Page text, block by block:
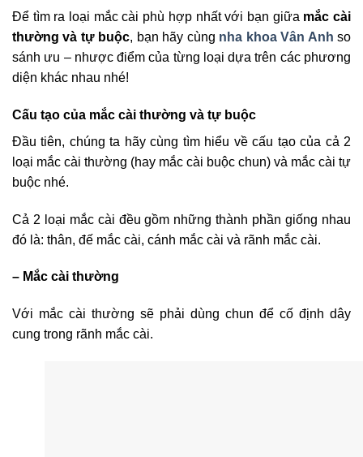
Để tìm ra loại mắc cài phù hợp nhất với bạn giữa mắc cài
thường và tự buộc, bạn hãy cùng nha khoa Vân Anh so
sánh ưu – nhược điểm của từng loại dựa trên các phương
diện khác nhau nhé!
Cấu tạo của mắc cài thường và tự buộc
Đầu tiên, chúng ta hãy cùng tìm hiểu về cấu tạo của cả 2
loại mắc cài thường (hay mắc cài buộc chun) và mắc cài tự
buộc nhé.
Cả 2 loại mắc cài đều gồm những thành phần giống nhau
đó là: thân, đế mắc cài, cánh mắc cài và rãnh mắc cài.
– Mắc cài thường
Với mắc cài thường sẽ phải dùng chun để cố định dây
cung trong rãnh mắc cài.